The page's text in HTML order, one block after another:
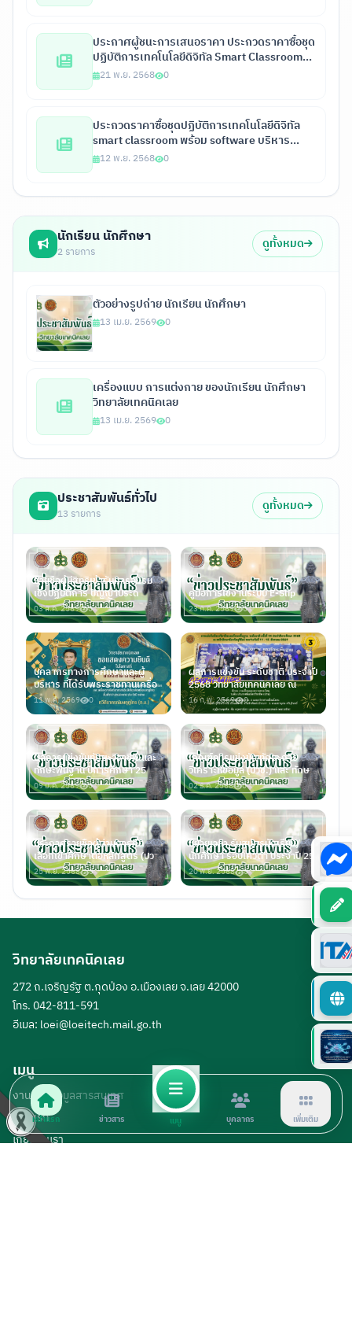
หน้าแรก ข่าวสาร เมนู บุคลากร เพิ่มเติม
ประกาศผู้ชนะการเสนอราคา ประกวดราคาซื้อชุด
ปฏิบัติการเทคโนโลยีดิจิทัล Smart Classroom
พร้อมซอฟต์แวร์บริหารจัดการห้องเรียน จำนวน 1
21 พ.ย. 2568 0
ประกวดราคาซื้อชุดปฏิบัติการเทคโนโลยีดิจิทัล
smart classroom พร้อม software บริหาร
จัดการห้องเรียน 2568
12 พ.ย. 2568 0
นักเรียน นักศึกษา
2 รายการ ดูทั้งหมด
ตัวอย่างรูปถ่าย นักเรียน นักศึกษา
13 เม.ย. 2569 0
เครื่องแบบ การแต่งกาย ของนักเรียน นักศึกษา
วิทยาลัยเทคนิคเลย
13 เม.ย. 2569 0
ประชาสัมพันธ์ทั่วไป
13 รายการ ดูทั้งหมด
รายชื่อผู้มีสิทธิเข้ารับการอบรม
เชิงปฏิบัติการ ปัญญาประด
03 ส.ค. 2569 0
คู่มือการใช้งานระบบ E-Slip
23 ก.ค. 2569 0
บุคลากรทางการศึกษาและผู้
บริหาร ที่ได้รับพระราชทานเครื่อ
11 พ.ค. 2569 0
ผลการแข่งขัน ระดับชาติ ประจำปี
2568 วิทยาลัยเทคนิคเลย ณ
16 ก.พ. 2569 0
ผลการแข่งขันทักษะวิชาชีพ และ
ทักษะพื้นฐาน ปีการศึกษา 25
09 ม.ค. 2569 0
เกณฑ์การแข่งขัน ทักษะการ
วิเคราะห์ข้อมูล (ปวช.) และ ทักษ
02 ธ.ค. 2568 0
ประกาศรายชื่อผู้ผ่านการคัด
เลือกเข้าศึกษาต่อหลักสูตร (ปว
25 พ.ย. 2568 0
ขยายเวลา รับสมัครนักเรียน/
นักศึกษา รอบโควต้า ประจำปี 25
20 พ.ย. 2568 0
วิทยาลัยเทคนิคเลย
272 ถ.เจริญรัฐ ต.กุดป่อง อ.เมืองเลย จ.เลย 42000
โทร. 042-811-591
อีเมล: loei@loeitech.mail.go.th
เมนู
งานศูนย์ข้อมูลสารสนเทศ
หน้าแรก
เกี่ยวกับเรา